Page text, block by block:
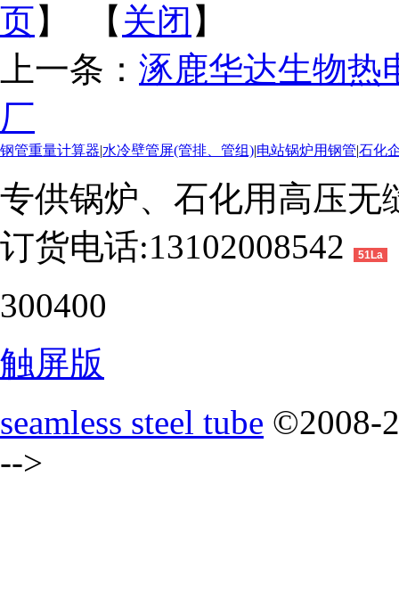
页】 【 关闭 】
上一条： 涿鹿华达生物热
厂
钢管重量计算器|水冷壁管屏(管排、管组)|电站锅炉用钢管|石化
专供锅炉、石化用高压无
订货电话:13102008542
51La
300400
触屏版
seamless steel tube ©2008-
-->